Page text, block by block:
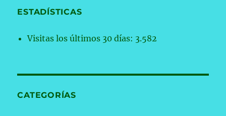
ESTADÍSTICAS
Visitas los últimos 30 días: 3.582
CATEGORÍAS